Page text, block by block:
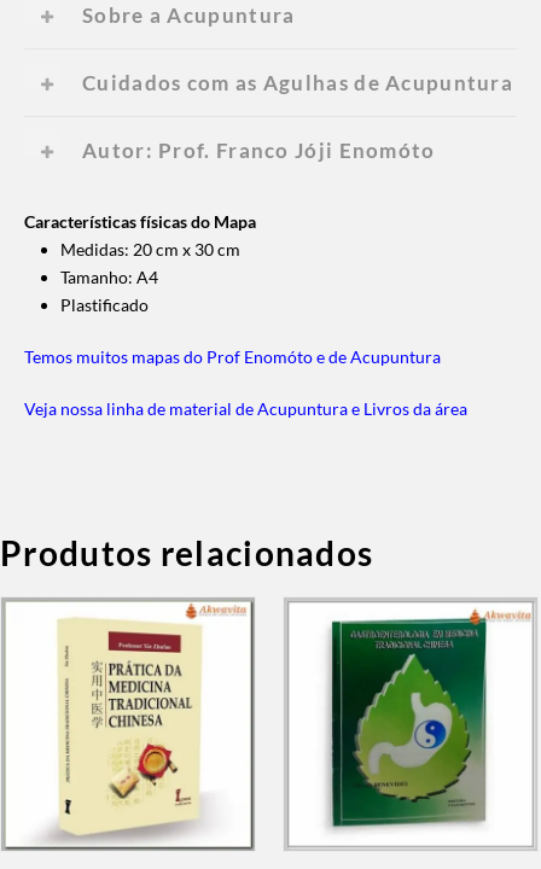
Sobre a Acupuntura
Cuidados com as Agulhas de Acupuntura
Autor: Prof. Franco Jóji Enomóto
Características físicas do Mapa
Medidas: 20 cm x 30 cm
Tamanho: A4
Plastificado
Temos muitos mapas do Prof Enomóto e de Acupuntura
Veja nossa linha de material de Acupuntura e Livros da área
Produtos relacionados